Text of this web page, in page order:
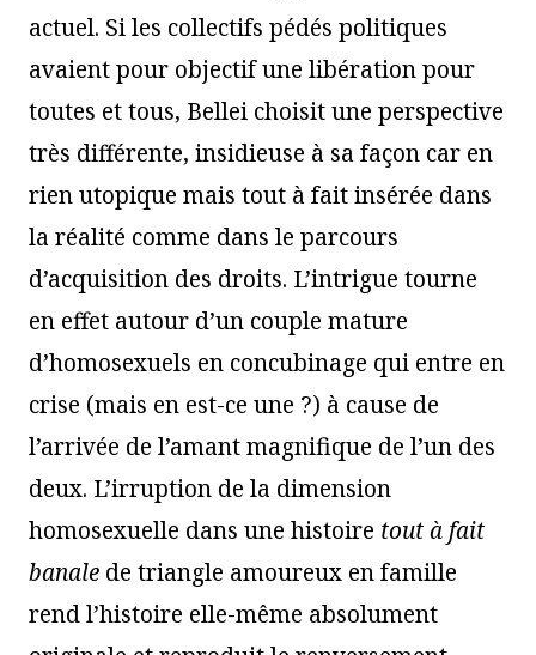
actuel. Si les collectifs pédés politiques
avaient pour objectif une libération pour
toutes et tous, Bellei choisit une perspective
très différente, insidieuse à sa façon car en
rien utopique mais tout à fait insérée dans
la réalité comme dans le parcours
d’acquisition des droits. L’intrigue tourne
en effet autour d’un couple mature
d’homosexuels en concubinage qui entre en
crise (mais en est-ce une ?) à cause de
l’arrivée de l’amant magnifique de l’un des
deux. L’irruption de la dimension
homosexuelle dans une histoire toutà fait
banale de triangle amoureux en famille
rend l’histoire elle-même absolument